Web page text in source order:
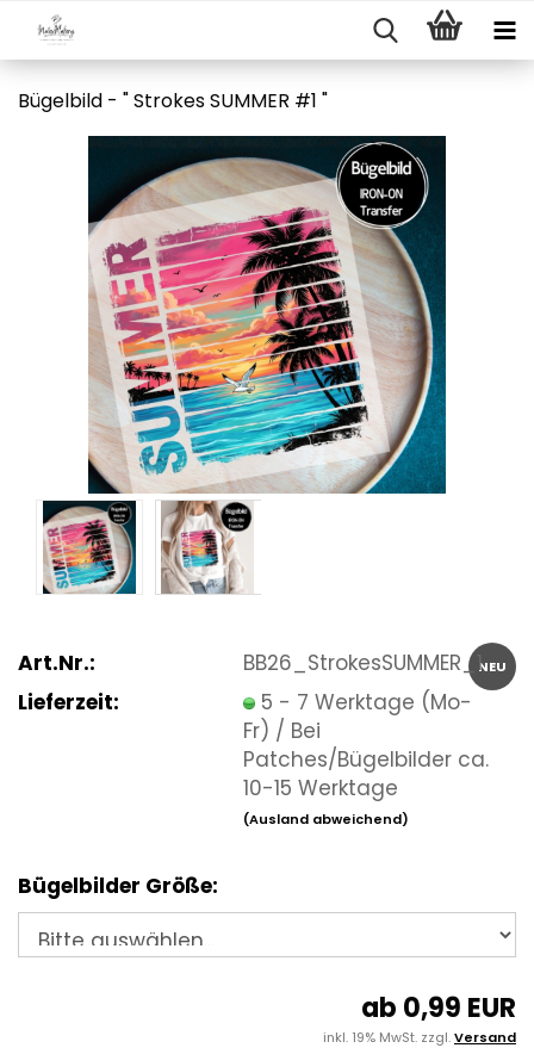
Bügelbild - " Strokes SUMMER #1 "
NEU
Art.Nr.:
BB26_StrokesSUMMER_1
Lieferzeit:
5 - 7 Werktage (Mo-
Fr) / Bei
Patches/Bügelbilder ca.
10-15 Werktage
(Ausland abweichend)
Bügelbilder Größe:
ab 0,99 EUR
inkl. 19% MwSt. zzgl.Versand